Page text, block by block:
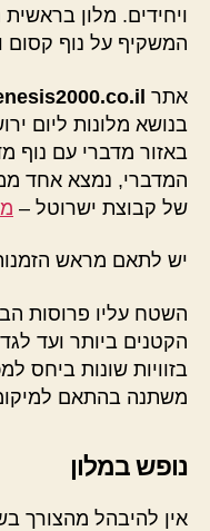
ויחידים. מלון בראשית
המשקיף על נוף קסום
אתר
באזור מדברי עם נוף
המדברי, נמצא אחד
של קבוצת ישרוטל –
יש לתאם מראש
השטח עליו פרוסות
הקטנים ביותר ועד
בזוויות שונות ביחס
משתנה בהתאם
נופש במלון
אין להיבהל מהצורך